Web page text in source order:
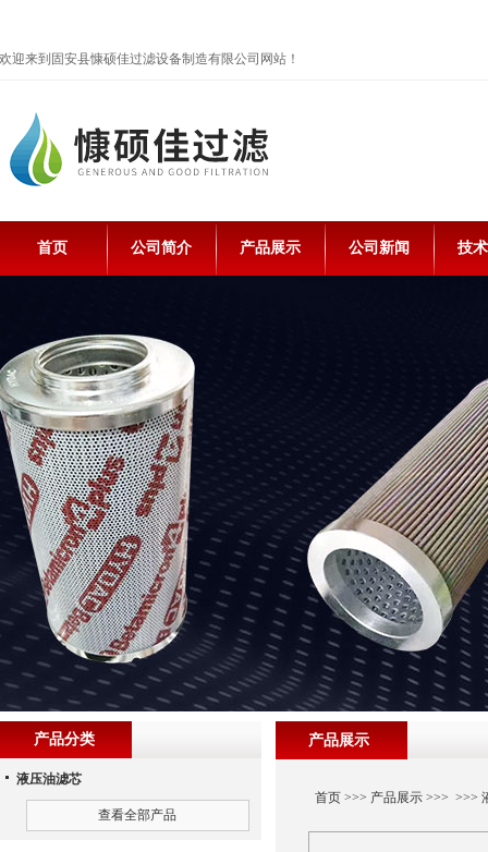
欢迎来到固安县慷硕佳过滤设备制造有限公司网站！
首页 公司简介 产品展示 公司新闻 技
产品展示
首页>>> 产品展示>>> >>>
产品分类
液压油滤芯
查看全部产品